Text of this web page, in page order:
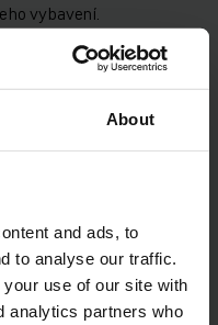
About
and ads, to
to analyse our traffic.
use of our site with
analytics partners who
vybavení.
iontová, 25 V / 40 Ah